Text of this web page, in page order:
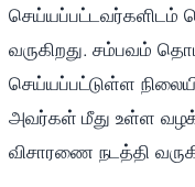
செய்யப்பட்டவர்களிடம்
வருகிறது. சம்பவம்
செய்யப்பட்டுள்ள
அவர்கள் மீது உள்ள
விசாரணை நடத்தி